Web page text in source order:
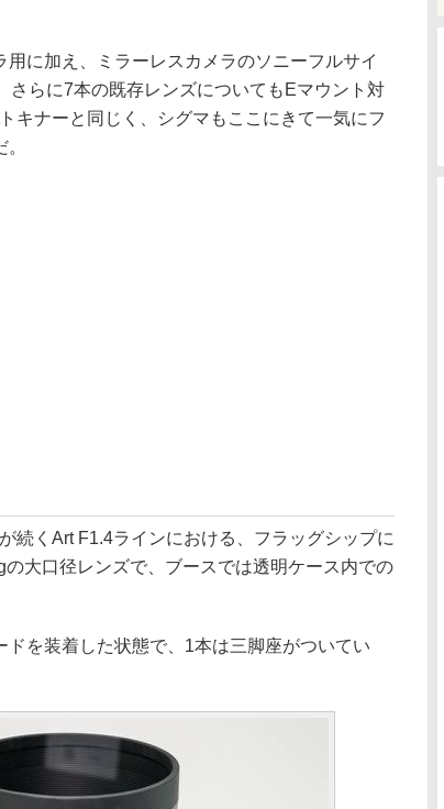
用に加え、ミラーレスカメラのソニーフルサイ
さらに7本の既存レンズについてもEマウント対
キナーと同じく、シグマもここにきて一気にフ
続くArt F1.4ラインにおける、フラッグシップに
大口径レンズで、ブースでは透明ケース内での
ドを装着した状態で、1本は三脚座がついてい